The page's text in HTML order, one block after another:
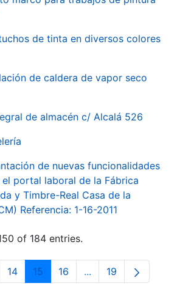
de tinta en diversos colores
de caldera de vapor seco
de almacén c/ Alcalá 526
de nuevas funcionalidades
portal laboral de la Fábrica
y Timbre-Real Casa de la
Referencia: 1-16-2011
of 184 entries.
Pages Use TAB to navigate.
Page
14 Page
15 Page
16 ...Intermediate
Page
19